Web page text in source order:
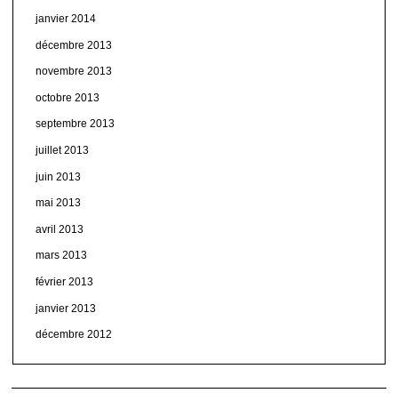
janvier 2014
décembre 2013
novembre 2013
octobre 2013
septembre 2013
juillet 2013
juin 2013
mai 2013
avril 2013
mars 2013
février 2013
janvier 2013
décembre 2012